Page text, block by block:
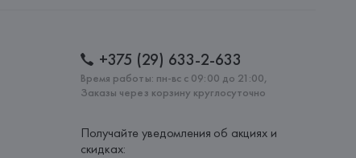
+375 (29) 633-2-633
Время работы: пн-вс с 09:00 до 21:00,
Заказы через корзину круглосуточно
Получайте уведомления об акциях и
скидках: